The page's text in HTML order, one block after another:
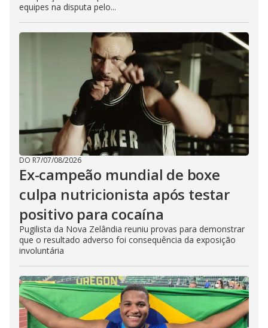
equipes na disputa pelo...
DO R7/07/08/2026
Ex-campeão mundial de boxe
culpa nutricionista após testar
positivo para cocaína
Pugilista da Nova Zelândia reuniu provas para demonstrar
que o resultado adverso foi consequência da exposição
involuntária